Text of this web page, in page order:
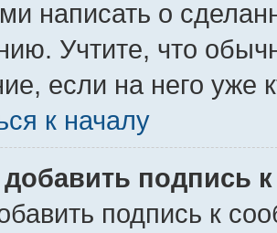
написать о
Учтите, что
если на него уже
к началу
добавить подпись
подпись к